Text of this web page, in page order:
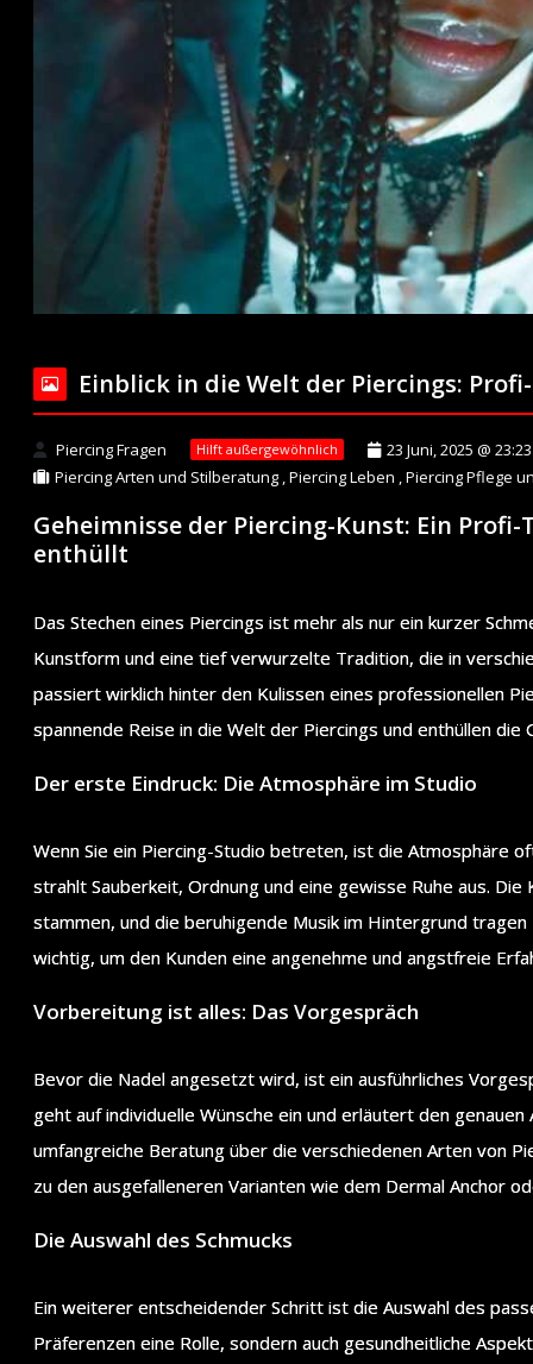
Einblick in die Welt der Piercings:
Piercing Fragen Hilft außergewöhnlich
23 Juni, 2025 @ 23:23
Piercing Arten und Stilberatung ,Piercing Leben ,Piercing Pflege
Geheimnisse der Piercing-Kunst: Ein Profi-
enthüllt
Das Stechen eines Piercings ist mehr als nur ein kurzer
Kunstform und eine tief verwurzelte Tradition, die in
passiert wirklich hinter den Kulissen eines professionellen
spannende Reise in die Welt der Piercings und enthüllen
Der erste Eindruck: Die Atmosphäre im Studio
Wenn Sie ein Piercing-Studio betreten, ist die Atmosphäre
strahlt Sauberkeit, Ordnung und eine gewisse Ruhe aus.
stammen, und die beruhigende Musik im Hintergrund
wichtig, um den Kunden eine angenehme und angstfreie
Vorbereitung ist alles: Das Vorgespräch
Bevor die Nadel angesetzt wird, ist ein ausführliches
geht auf individuelle Wünsche ein und erläutert den
umfangreiche Beratung über die verschiedenen Arten von
zu den ausgefalleneren Varianten wie dem Dermal Anchor
Die Auswahl des Schmucks
Ein weiterer entscheidender Schritt ist die Auswahl des
Präferenzen eine Rolle, sondern auch gesundheitliche